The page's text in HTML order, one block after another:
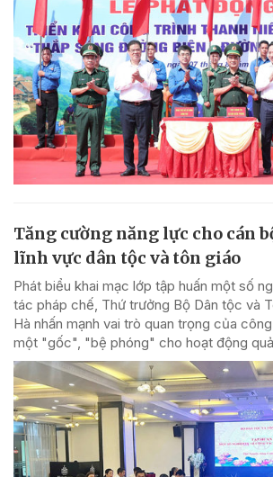
Tăng cường năng lực cho cán
lĩnh vực dân tộc và tôn giáo
Phát biểu khai mạc lớp tập huấn một số
tác pháp chế, Thứ trưởng Bộ Dân tộc và
Hà nhấn mạnh vai trò quan trọng của
một "gốc", "bệ phóng" cho hoạt động